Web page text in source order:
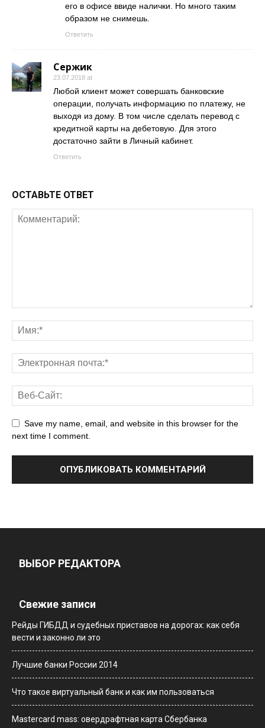
его в офисе ввиде налички. Но много таким
образом не снимешь.
Ответить
Сержик
23.07.2018 at
Любой клиент может совершать банковские
операции, получать информацию по платежу, не
выходя из дому. В том числе сделать перевод с
кредитной карты на дебетовую. Для этого
достаточно зайти в Личный кабинет.
Ответить
ОСТАВЬТЕ ОТВЕТ
Save my name, email, and website in this browser for the
next time I comment.
ВЫБОР РЕДАКТОРА
Свежие записи
Рейды ГИБДД и судебных приставов на дорогах: как себя
вести и законно ли это
Лучшие банки России 2014
Что такое виртуальный банк и как им пользоваться
Мastercard mass: овердрафтная карта Сбербанка